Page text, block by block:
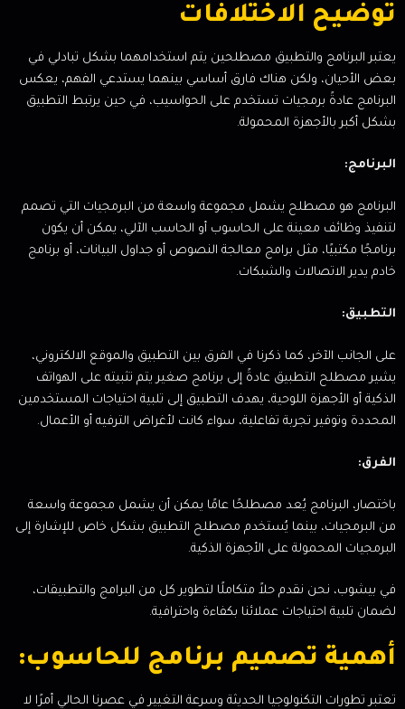
توضيح الاختلافات
يعتبر البرنامج والتطبيق مصطلحين يتم استخدامهما بشكل تبادلي في
بعض الأحيان، ولكن هناك فارق أساسي بينهما يستدعي الفهم، يعكس
البرنامج عادةً برمجيات تستخدم على الحواسيب، في حين يرتبط التطبيق
بشكل أكبر بالأجهزة المحمولة.
البرنامج:
البرنامج هو مصطلح يشمل مجموعة واسعة من البرمجيات التي تصمم
لتنفيذ وظائف معينة على الحاسوب أو الحاسب الآلي، يمكن أن يكون
برنامجًا مكتبيًا، مثل برامج معالجة النصوص أو جداول البيانات، أو برنامج
خادم يدير الاتصالات والشبكات.
التطبيق:
على الجانب الآخر، كما ذكرنا في الفرق بين التطبيق والموقع الالكتروني،
يشير مصطلح التطبيق عادةً إلى برنامج صغير يتم تثبيته على الهواتف
الذكية أو الأجهزة اللوحية، يهدف التطبيق إلى تلبية احتياجات المستخدمين
المحددة وتوفير تجربة تفاعلية، سواء كانت لأغراض الترفيه أو الأعمال.
الفرق:
باختصار، البرنامج يُعد مصطلحًا عامًا يمكن أن يشمل مجموعة واسعة
من البرمجيات، بينما يُستخدم مصطلح التطبيق بشكل خاص للإشارة إلى
البرمجيات المحمولة على الأجهزة الذكية.
في بيشوب، نحن نقدم حلاً متكاملًا لتطوير كل من البرامج والتطبيقات،
لضمان تلبية احتياجات عملائنا بكفاءة واحترافية.
أهمية تصميم برنامج للحاسوب:
تعتبر تطورات التكنولوجيا الحديثة وسرعة التغيير في عصرنا الحالي أمرًا لا